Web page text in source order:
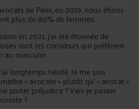
de Paris, en 2019, nous étions
plus de 80% de femmes.
en 2021, j’ai été étonnée de
sont les consœurs qui préfèrent
au masculin.
longtemps hésité. Je me suis
« avocate » plutôt qu’ « avocat »
porter préjudice ? Vais-je passer
?